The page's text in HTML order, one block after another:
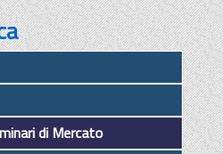
di Mercato